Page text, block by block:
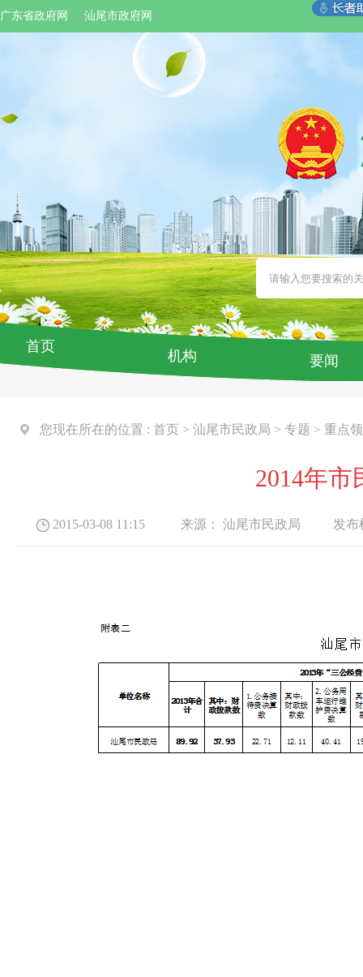
广东省政府网 汕尾市政府网
首页
机构 要闻
您现在所在的位置 : 首页 > 汕尾市民政局 > 专题 > 重点
2014年
2015-03-08 11:15 来源： 汕尾市民政局 发布